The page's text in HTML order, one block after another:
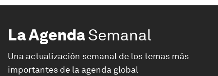
La AgendaSemanal
Una actualización semanal de los temas más
importantes de la agenda global